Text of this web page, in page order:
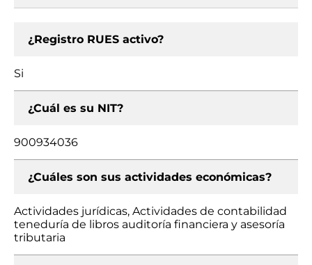
¿Registro RUES activo?
Si
¿Cuál es su NIT?
900934036
¿Cuáles son sus actividades económicas?
Actividades jurídicas, Actividades de contabilidad
teneduría de libros auditoría financiera y asesoría
tributaria